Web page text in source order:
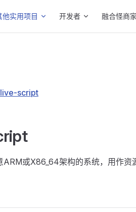
他实用项目 开发者 融合怪商
script
或X86_64架构的系统，用作资